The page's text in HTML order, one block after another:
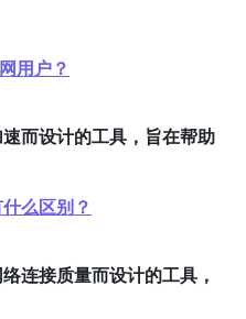
用户？
而设计的工具，旨在帮助
么区别？
连接质量而设计的工具，